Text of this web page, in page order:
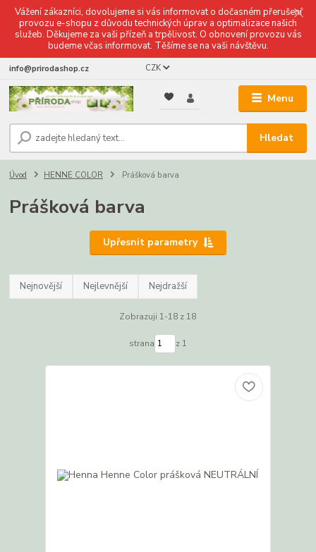
Vážení zákazníci, dovolujeme si vás informovat o dočasném přerušení
provozu e-shopu z důvodu technických úprav a optimalizace našich
služeb. Děkujeme za vaši přízeň a trpělivost. O obnovení provozu vás
budeme včas informovat. Těšíme se na vaši návštěvu.
Menu
CZK
Hledat
info@prirodashop.cz
Úvod HENNE COLOR Prášková barva
Prášková barva
Upřesnit parametry
Nejnovější Nejlevnější Nejdražší
Zobrazuji 1-18 z 18
strana z 1